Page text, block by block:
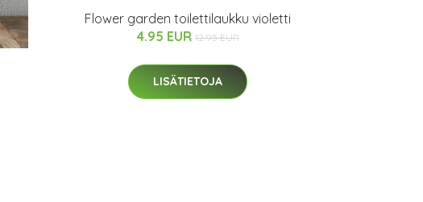
Flower garden toilettilaukku violetti
4.95 EUR 12.95 EUR
LISÄTIETOJA